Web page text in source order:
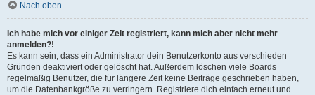
Nach oben
Ich habe mich vor einiger Zeit registriert, kann mich aber nicht mehr
anmelden?!
Es kann sein, dass ein Administrator dein Benutzerkonto aus verschieden
Gründen deaktiviert oder gelöscht hat. Außerdem löschen viele Boards
regelmäßig Benutzer, die für längere Zeit keine Beiträge geschrieben haben,
um die Datenbankgröße zu verringern. Registriere dich einfach erneut und